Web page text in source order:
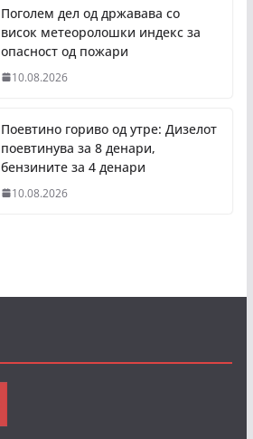
Поголем дел од државава со
висок метеоролошки индекс за
опасност од пожари
10.08.2026
Поевтино гориво од утре: Дизелот
поевтинува за 8 денари,
бензините за 4 денари
10.08.2026